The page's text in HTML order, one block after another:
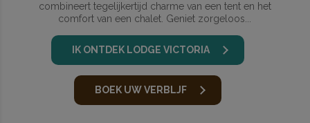
combineert tegelijkertijd charme van een tent en het
comfort van een chalet. Geniet zorgeloos...
IK ONTDEK LODGE VICTORIA
BOEK UW VERBLJF